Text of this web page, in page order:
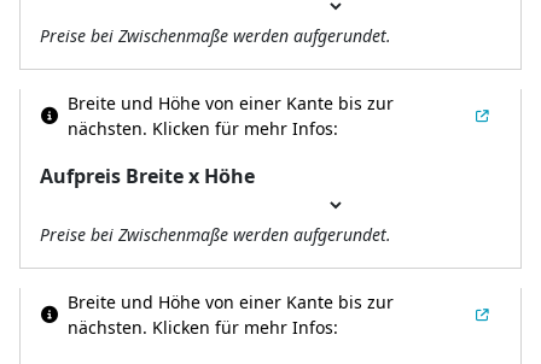
Preise bei Zwischenmaße werden aufgerundet.
Aufpreis Breite x Höhe
Breite und Höhe von einer Kante bis zur
nächsten. Klicken für mehr Infos:
Preise bei Zwischenmaße werden aufgerundet.
Breite und Höhe von einer Kante bis zur
nächsten. Klicken für mehr Infos: